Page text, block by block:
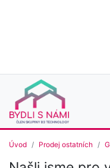
Úvod Prodej ostatních